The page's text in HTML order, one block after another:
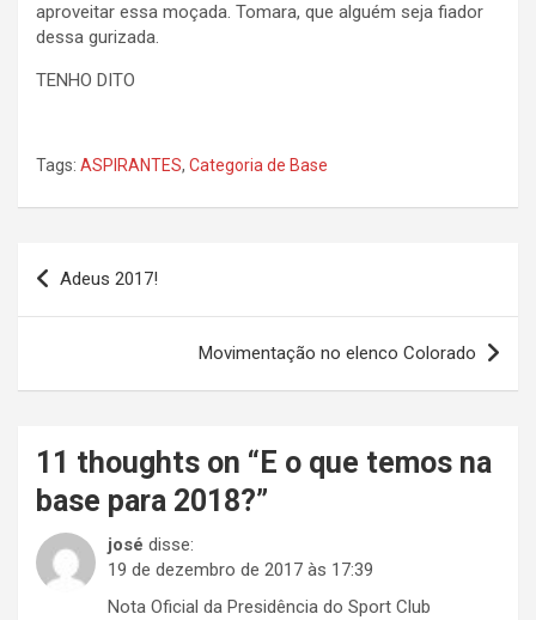
aproveitar essa moçada. Tomara, que alguém seja fiador
dessa gurizada.
TENHO DITO
Tags: ASPIRANTES, Categoria de Base
Navegação
de
Adeus 2017!
Movimentação no elenco Colorado
11 thoughts on “ E o que temos na
base para 2018?”
josé disse:
19 de dezembro de 2017 às 17:39
Nota Oficial da Presidência do Sport Club